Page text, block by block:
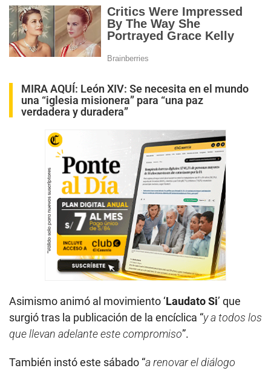
MIRA AQUÍ: León XIV: Se necesita en el mundo
una “iglesia misionera” para “una paz
verdadera y duradera”
Asimismo animó al movimiento ‘Laudato Si’ que
surgió tras la publicación de la encíclica “y a todos los
que llevan adelante este compromiso”.
También instó este sábado “a renovar el diálogo